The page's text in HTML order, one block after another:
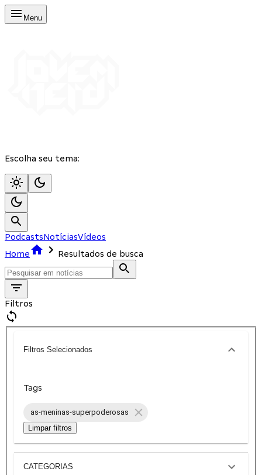
Menu
Escolha seu tema:
PodcastsNotíciasVídeos
Home
Resultados de busca
Filtros
Filtros Selecionados
Tags
as-meninas-superpoderosas
Limpar filtros
CATEGORIAS